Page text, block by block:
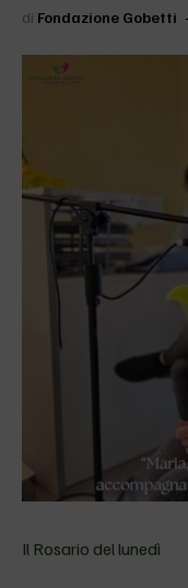
di Fondazione Gobetti
Il Rosario del lunedì